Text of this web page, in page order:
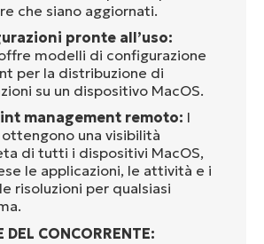
che siano aggiornati.
pronte all’uso:
modelli di configurazione
per la distribuzione di
su un dispositivo MacOS.
management remoto: I
una visibilità
di tutti i dispositivi MacOS,
le applicazioni, le attività e i
risoluzioni per qualsiasi
DEL CONCORRENTE: